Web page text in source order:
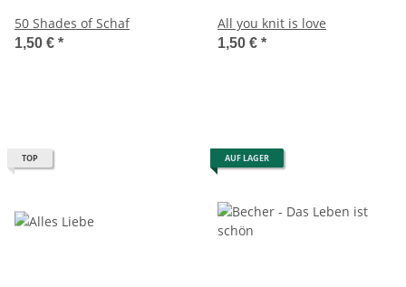
50 Shades of Schaf
1,50 € *
All you knit is love
1,50 € *
TOP AUF LAGER